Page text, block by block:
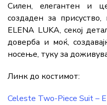
Силен, елегантен и
создаден за
ELENA LUKA, секој
доверба и моќ,
носење, туку за
Линк до костимот:
Celeste Two-Piece Suit –